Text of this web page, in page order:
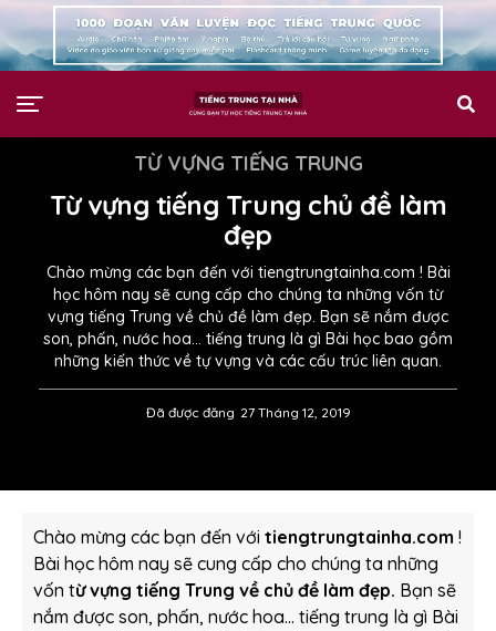
TỪ VỰNG TIẾNG TRUNG
Từ vựng tiếng Trung chủ đề làm
đẹp
Chào mừng các bạn đến với tiengtrungtainha.com ! Bài
học hôm nay sẽ cung cấp cho chúng ta những vốn từ
vựng tiếng Trung về chủ đề làm đẹp. Bạn sẽ nắm được
son, phấn, nước hoa… tiếng trung là gì Bài học bao gồm
những kiến thức về tự vựng và các cấu trúc liên quan.
Đã được đăng 27 Tháng 12, 2019
Chào mừng các bạn đến với tiengtrungtainha.com !
Bài học hôm nay sẽ cung cấp cho chúng ta những
vốn từ vựng tiếng Trung về chủ đề làm đẹp. Bạn sẽ
nắm được son, phấn, nước hoa… tiếng trung là gì Bài